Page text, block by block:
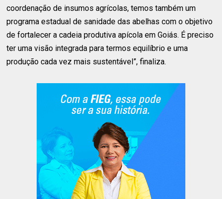
coordenação de insumos agrícolas, temos também um
programa estadual de sanidade das abelhas com o objetivo
de fortalecer a cadeia produtiva apícola em Goiás. É preciso
ter uma visão integrada para termos equilíbrio e uma
produção cada vez mais sustentável”, finaliza.